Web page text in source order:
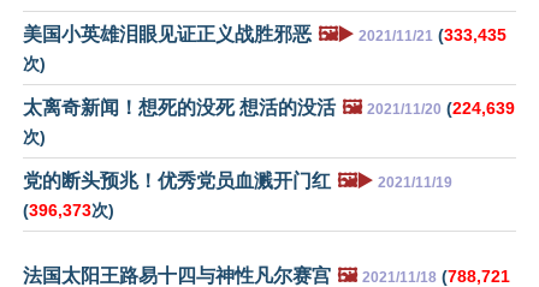
美国小英雄泪眼见证正义战胜邪恶 🖼️▶️ 2021/11/21 (333,435
次)
太离奇新闻！想死的没死 想活的没活 🖼️ 2021/11/20 (224,639
次)
党的断头预兆！优秀党员血溅开门红 🖼️▶️ 2021/11/19
(396,373次)
法国太阳王路易十四与神性凡尔赛宫 🖼️ 2021/11/18 (788,721